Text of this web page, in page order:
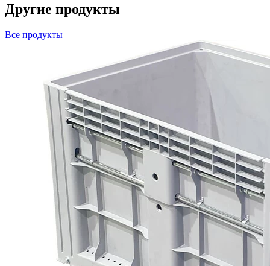
Другие продукты
Все продукты